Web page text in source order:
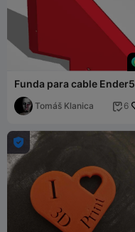
Funda para cable Ender5
Tomáš Klanica  6
